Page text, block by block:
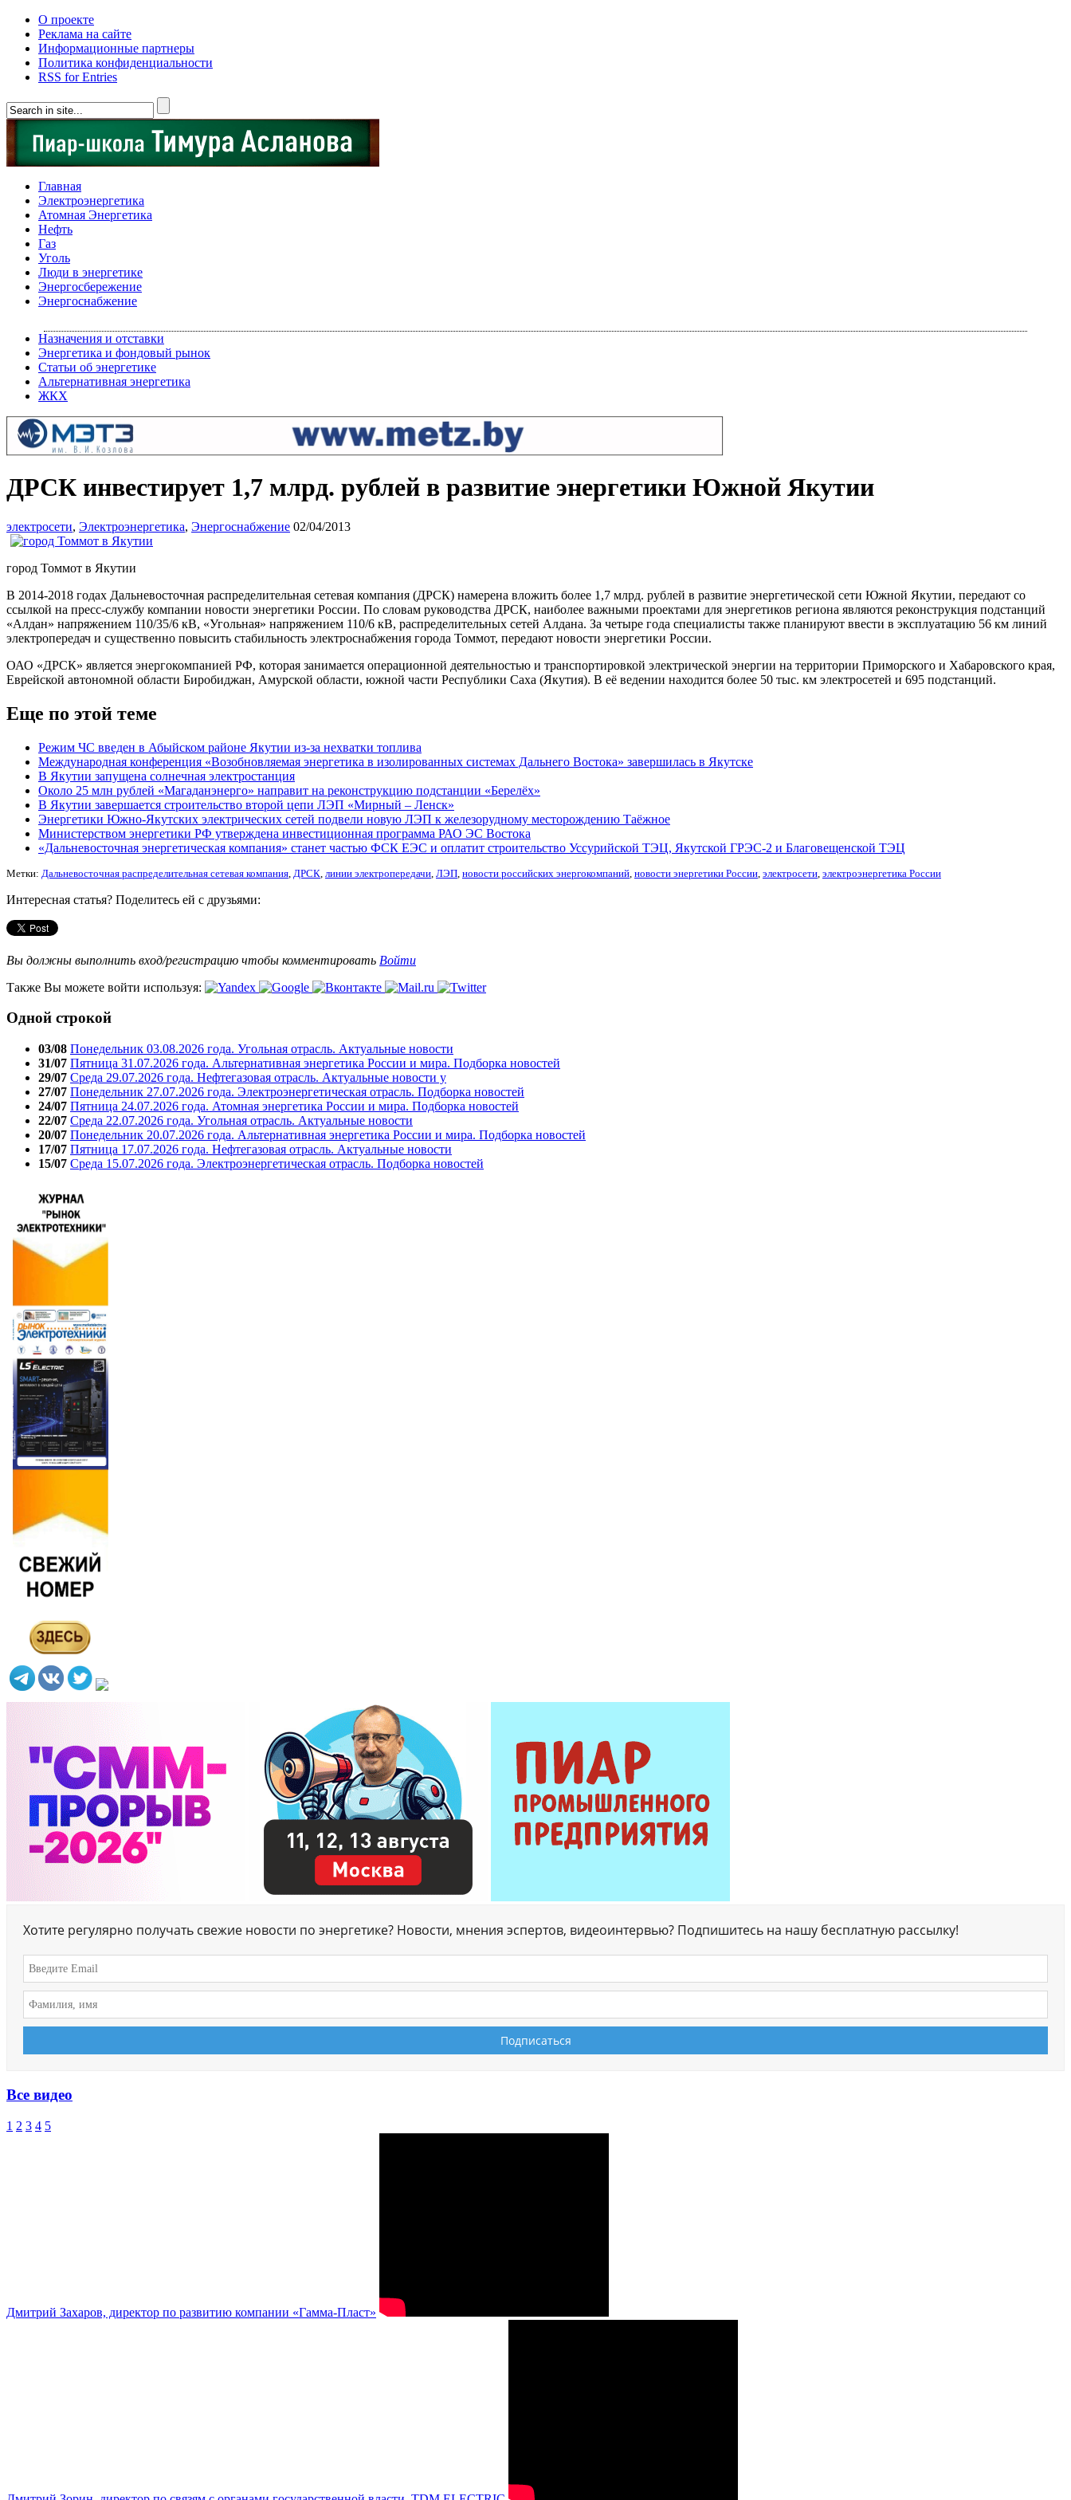
О проекте
Реклама на сайте
Информационные партнеры
Политика конфиденциальности
RSS for Entries
Главная
Электроэнергетика
Атомная Энергетика
Нефть
Газ
Уголь
Люди в энергетике
Энергосбережение
Энергоснабжение
Назначения и отставки
Энергетика и фондовый рынок
Статьи об энергетике
Альтернативная энергетика
ЖКХ
ДРСК инвестирует 1,7 млрд. рублей в развитие энергетики Южной Якутии
электросети, Электроэнергетика, Энергоснабжение 02/04/2013
город Томмот в Якутии
В 2014-2018 годах Дальневосточная распределительная сетевая компания (ДРСК) намерена вложить более 1,7 млрд. рублей в развитие энергетической сети Южной Якутии, передают со
ссылкой на пресс-службу компании новости энергетики России. По словам руководства ДРСК, наиболее важными проектами для энергетиков региона являются реконструкция подстанций
«Алдан» напряжением 110/35/6 кВ, «Угольная» напряжением 110/6 кВ, распределительных сетей Алдана. За четыре года специалисты также планируют ввести в эксплуатацию 56 км линий
электропередач и существенно повысить стабильность электроснабжения города Томмот, передают новости энергетики России.
ОАО «ДРСК» является энергокомпанией РФ, которая занимается операционной деятельностью и транспортировкой электрической энергии на территории Приморского и Хабаровского края,
Еврейской автономной области Биробиджан, Амурской области, южной части Республики Саха (Якутия). В её ведении находится более 50 тыс. км электросетей и 695 подстанций.
Еще по этой теме
Режим ЧС введен в Абыйском районе Якутии из-за нехватки топлива
Международная конференция «Возобновляемая энергетика в изолированных системах Дальнего Востока» завершилась в Якутске
В Якутии запущена солнечная электростанция
Около 25 млн рублей «Магаданэнерго» направит на реконструкцию подстанции «Берелёх»
В Якутии завершается строительство второй цепи ЛЭП «Мирный – Ленск»
Энергетики Южно-Якутских электрических сетей подвели новую ЛЭП к железорудному месторождению Таёжное
Министерством энергетики РФ утверждена инвестиционная программа РАО ЭС Востока
«Дальневосточная энергетическая компания» станет частью ФСК ЕЭС и оплатит строительство Уссурийской ТЭЦ, Якутской ГРЭС-2 и Благовещенской ТЭЦ
Метки: Дальневосточная распределительная сетевая компания ДРСК линии электропередачи ЛЭП новости российских энергокомпаний новости энергетики России электросети электроэнергетика России
Интересная статья? Поделитесь ей с друзьями:
Вы должны выполнить вход/регистрацию чтобы комментировать Войти
Также Вы можете войти используя:
Одной строкой
03/08 Понедельник 03.08.2026 года. Угольная отрасль. Актуальные новости
31/07 Пятница 31.07.2026 года. Альтернативная энергетика России и мира. Подборка новостей
29/07 Среда 29.07.2026 года. Нефтегазовая отрасль. Актуальные новости у
27/07 Понедельник 27.07.2026 года. Электроэнергетическая отрасль. Подборка новостей
24/07 Пятница 24.07.2026 года. Атомная энергетика России и мира. Подборка новостей
22/07 Среда 22.07.2026 года. Угольная отрасль. Актуальные новости
20/07 Понедельник 20.07.2026 года. Альтернативная энергетика России и мира. Подборка новостей
17/07 Пятница 17.07.2026 года. Нефтегазовая отрасль. Актуальные новости
15/07 Среда 15.07.2026 года. Электроэнергетическая отрасль. Подборка новостей
Хотите регулярно получать свежие новости по энергетике? Новости, мнения эспертов, видеоинтервью? Подпишитесь на нашу бесплатную рассылку!
Все видео
1 2 3 4 5
Дмитрий Захаров, директор по развитию компании «Гамма-Пласт»